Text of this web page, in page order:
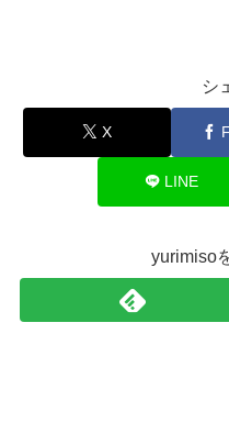
シ
X
LINE
yurimiso